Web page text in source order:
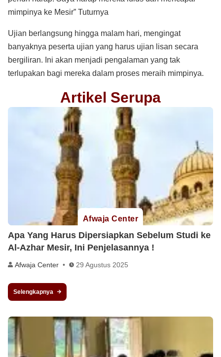
mimpinya ke Mesir” Tuturnya
Ujian berlangsung hingga malam hari, mengingat
banyaknya peserta ujian yang harus ujian lisan secara
bergiliran. Ini akan menjadi pengalaman yang tak
terlupakan bagi mereka dalam proses meraih mimpinya.
Artikel Serupa
Afwaja Center
Apa Yang Harus Dipersiapkan Sebelum Studi ke
Al-Azhar Mesir, Ini Penjelasannya !
Afwaja Center 29 Agustus 2025
Selengkapnya